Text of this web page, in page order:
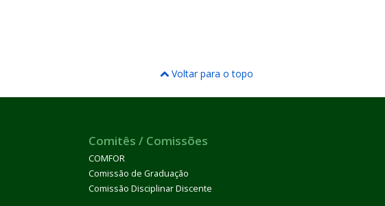
Voltar para o topo
Comitês / Comissões
COMFOR
Comissão de Graduação
Comissão Disciplinar Discente